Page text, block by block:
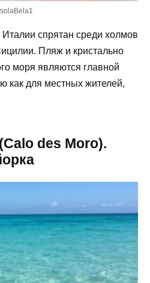
IsolaBela1
спрятан среди холмов
Пляж и кристально
моря являются главной
как для местных жителей,
des Moro).